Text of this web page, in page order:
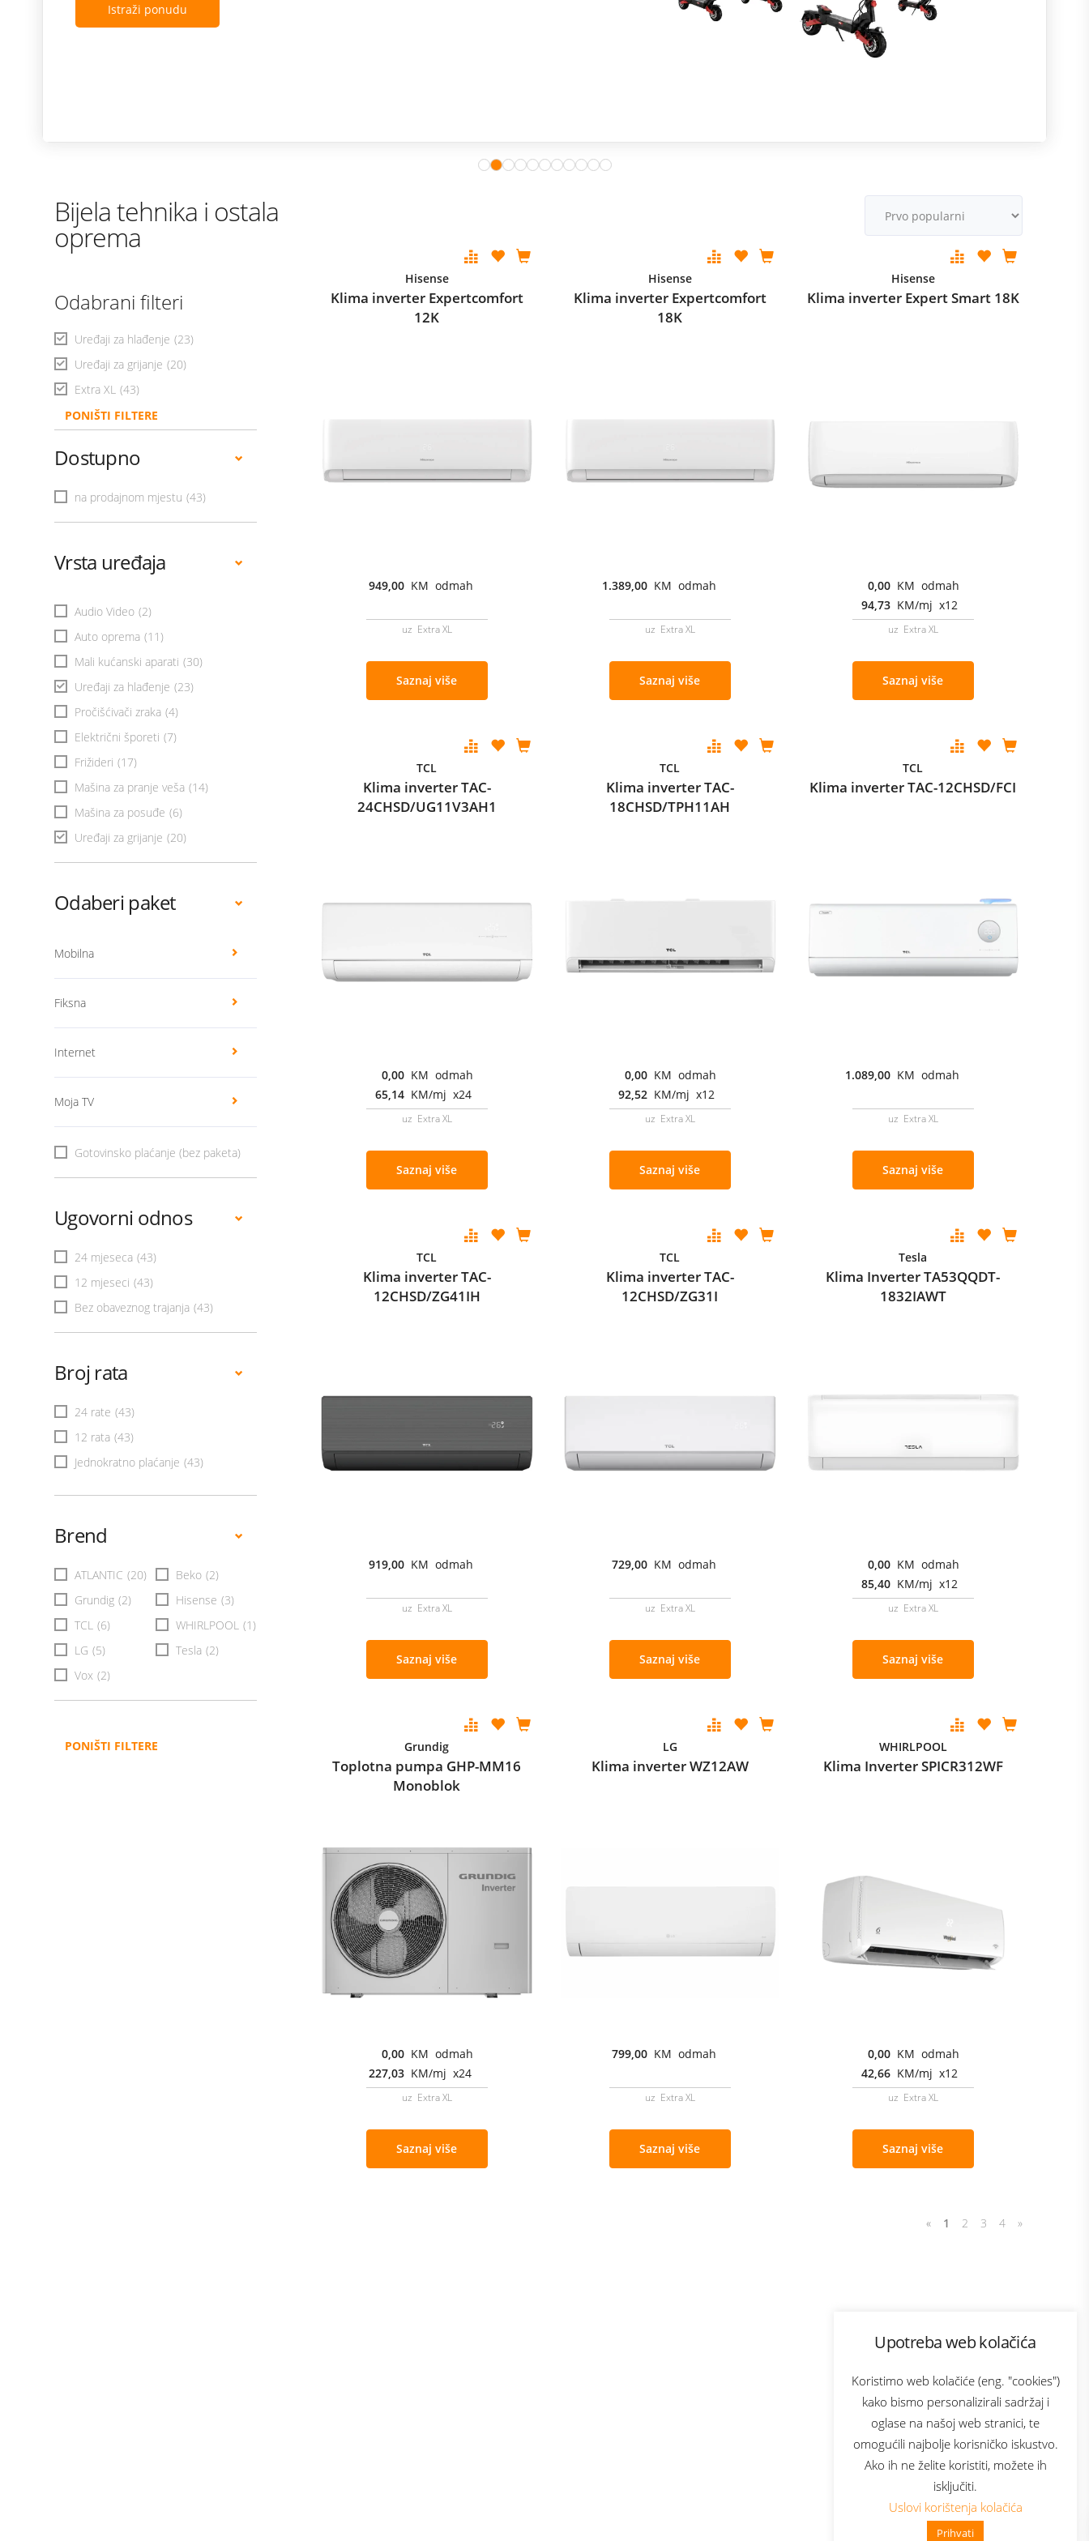
Upotreba web kolačića
Koristimo web kolačiće (eng. "cookies")
kako bismo personalizirali sadržaj i
oglase na našoj web stranici, te
omogućili najbolje korisničko iskustvo.
Ako ih ne želite koristiti, možete ih
isključiti.
Uslovi korištenja kolačića
Prihvati
👋 Zdravo, kako mogu pomoći?
Istraži ponudu
Bijela tehnika i ostala
oprema
Odabrani filteri
Uređaji za hlađenje (23)
Uređaji za grijanje (20)
Extra XL (43)
PONIŠTI FILTERE
Dostupno
na prodajnom mjestu (43)
Vrsta uređaja
Audio Video (2)
Auto oprema (11)
Mali kućanski aparati (30)
Uređaji za hlađenje (23)
Pročišćivači zraka (4)
Električni šporeti (7)
Frižideri (17)
Mašina za pranje veša (14)
Mašina za posuđe (6)
Uređaji za grijanje (20)
Odaberi paket
Mobilna
Fiksna
Internet
Moja TV
Gotovinsko plaćanje (bez paketa)
Ugovorni odnos
24 mjeseca (43)
12 mjeseci (43)
Bez obaveznog trajanja (43)
Broj rata
24 rate (43)
12 rata (43)
Jednokratno plaćanje (43)
Brend
ATLANTIC (20) Beko (2)
Grundig (2) Hisense (3)
TCL (6) WHIRLPOOL (1)
LG (5) Tesla (2)
Vox (2)
PONIŠTI FILTERE
Hisense
Klima inverter Expertcomfort
12K
949,00 KM odmah
uz Extra XL
Saznaj više
Hisense
Klima inverter Expertcomfort
18K
1.389,00 KM odmah
uz Extra XL
Saznaj više
Hisense
Klima inverter Expert Smart 18K
0,00 KM odmah
94,73 KM/mj x12
uz Extra XL
Saznaj više
TCL
Klima inverter TAC-
24CHSD/UG11V3AH1
0,00 KM odmah
65,14 KM/mj x24
uz Extra XL
Saznaj više
TCL
Klima inverter TAC-
18CHSD/TPH11AH
0,00 KM odmah
92,52 KM/mj x12
uz Extra XL
Saznaj više
TCL
Klima inverter TAC-12CHSD/FCI
1.089,00 KM odmah
uz Extra XL
Saznaj više
TCL
Klima inverter TAC-
12CHSD/ZG41IH
919,00 KM odmah
uz Extra XL
Saznaj više
TCL
Klima inverter TAC-
12CHSD/ZG31I
729,00 KM odmah
uz Extra XL
Saznaj više
Tesla
Klima Inverter TA53QQDT-
1832IAWT
0,00 KM odmah
85,40 KM/mj x12
uz Extra XL
Saznaj više
Grundig
Toplotna pumpa GHP-MM16
Monoblok
0,00 KM odmah
227,03 KM/mj x24
uz Extra XL
Saznaj više
LG
Klima inverter WZ12AW
799,00 KM odmah
uz Extra XL
Saznaj više
WHIRLPOOL
Klima Inverter SPICR312WF
0,00 KM odmah
42,66 KM/mj x12
uz Extra XL
Saznaj više
« 1 2 3 4 »
Bonus plus
Prijava za newsletter